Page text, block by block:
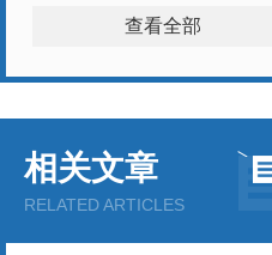
查看全部
相关文章
RELATED ARTICLES